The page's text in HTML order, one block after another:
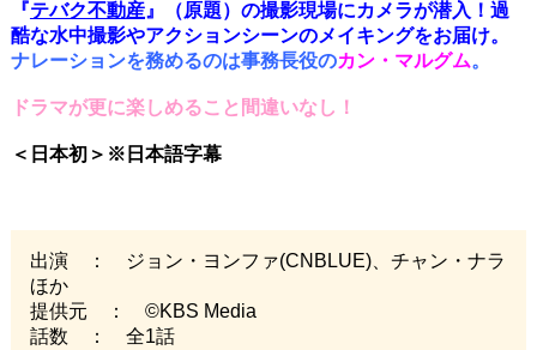
『テバク不動産』（原題）の撮影現場にカメラが潜入！過
酷な水中撮影やアクションシーンのメイキングをお届け。
ナレーションを務めるのは事務長役のカン・マルグム。
ドラマが更に楽しめること間違いなし！
＜日本初＞※日本語字幕
出演 ： ジョン・ヨンファ(CNBLUE)、チャン・ナラ
ほか
提供元 ： ©KBS Media
話数 ： 全1話